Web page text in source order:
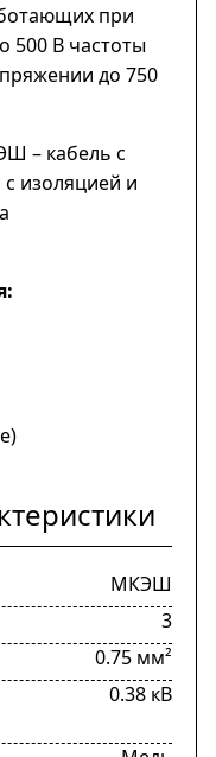
при
500 В частоты
до 750
– кабель с
изоляцией и
МКЭШ
3
0.75 мм²
0.38 кВ